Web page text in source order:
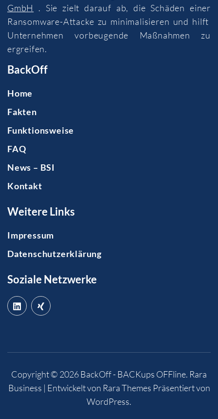
GmbH
. Sie zielt darauf ab, die Schäden einer
Ransomware-Attacke zu minimalisieren und hilft
Unternehmen vorbeugende Maßnahmen zu
ergreifen.
BackOff
Home
Fakten
Funktionsweise
FAQ
News – BSI
Kontakt
Weitere Links
Impressum
Datenschutzerklärung
Soziale Netzwerke
Copyright © 2026BackOff - BACKups OFFline. Rara
Business | Entwickelt von Rara Themes Präsentiert von
WordPress.